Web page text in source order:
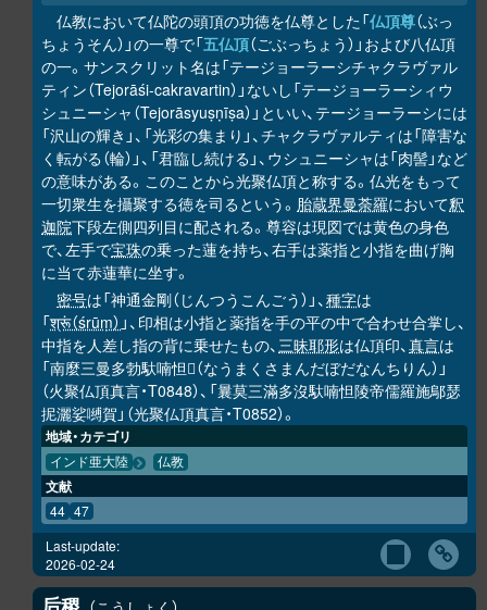
仏教において仏陀の頭頂の功徳を仏尊とした「仏頂尊（ぶっ
ちょうそん）」の一尊で「五仏頂（ごぶっちょう）」および八仏頂
の一。サンスクリット名は「テージョーラーシチャクラヴァル
ティン（Tejorāśi-cakravartin）」ないし「テージョーラーシィウ
シュニーシャ（Tejorāsyuṣṇīṣa）」といい、テージョーラーシには
「沢山の輝き」、「光彩の集まり」、チャクラヴァルティは「障害な
く転がる（輪）」、「君臨し続ける」、ウシュニーシャは「肉髻」など
の意味がある。このことから光聚仏頂と称する。仏光をもって
一切衆生を攝聚する徳を司るという。 胎蔵界曼荼羅において釈
迦院下段左側四列目に配される。尊容は現図では黄色の身色
で、左手で宝珠の乗った蓮を持ち、右手は薬指と小指を曲げ胸
に当て赤蓮華に坐す。
密号は「神通金剛（じんつうこんごう）」、種字は
「श्रूं（śrūṃ） 」、印相は小指と薬指を手の平の中で合わせ合掌し、
中指を人差し指の背に乗せたもの、三昧耶形は仏頂印、真言は
「南麼三曼多勃馱喃怛 𭌇 （なうまくさまんだぼだなんちりん）」
（火聚仏頂真言・T0848）、「曩莫三滿多沒馱喃怛陵帝儒羅施鄔瑟
抳灑娑嚩賀」（光聚仏頂真言・T0852）。
地域・カテゴリ
インド亜大陸 仏教
文献
44 47
Last-update:
2026-02-24